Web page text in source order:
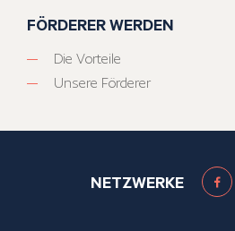
FÖRDERER WERDEN
Die Vorteile
Unsere Förderer
NETZWERKE